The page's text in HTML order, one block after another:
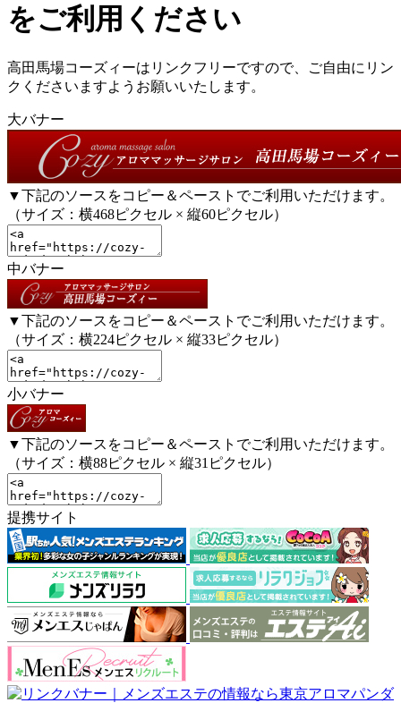
をご利用ください
高田馬場コーズィーはリンクフリーですので、ご自由にリン
クくださいますようお願いいたします。
大バナー
▼下記のソースをコピー＆ペーストでご利用いただけます。
（サイズ：横468ピクセル × 縦60ピクセル）
中バナー
▼下記のソースをコピー＆ペーストでご利用いただけます。
（サイズ：横224ピクセル × 縦33ピクセル）
小バナー
▼下記のソースをコピー＆ペーストでご利用いただけます。
（サイズ：横88ピクセル × 縦31ピクセル）
提携サイト